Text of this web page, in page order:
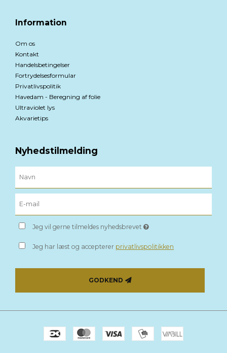
Information
Om os
Kontakt
Handelsbetingelser
Fortrydelsesformular
Privatlivspolitik
Havedam - Beregning af folie
Ultraviolet lys
Akvarietips
Nyhedstilmelding
Jeg vil gerne tilmeldes nyhedsbrevet
Jeg har læst og accepterer privatlivspolitikken
GODKEND